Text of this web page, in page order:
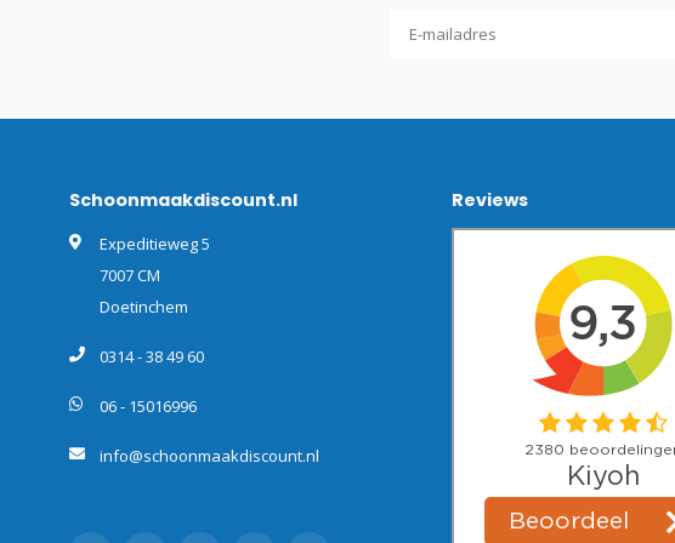
Schoonmaakdiscount.nl
Expeditieweg 5
7007 CM
Doetinchem
0314 - 38 49 60
06 - 15016996
info@schoonmaakdiscount.nl
Reviews